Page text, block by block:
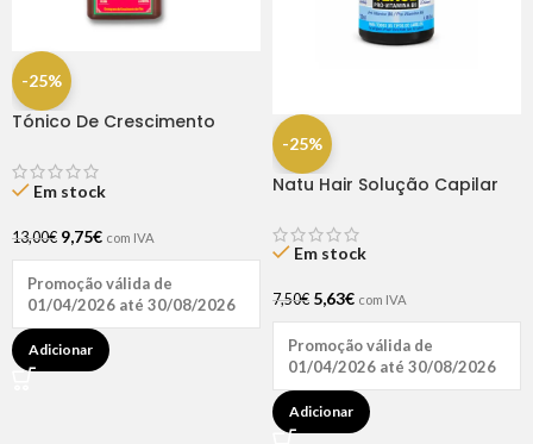
-25%
Tónico De Crescimento
Em stock
13,00€ 9,75€ com IVA
Promoção válida de
01/04/2026 até 30/08/2026
Adicionar
-25%
Natu Hair Solução Capilar
Em stock
7,50€ 5,63€ com IVA
Promoção válida de
01/04/2026 até 30/08/2026
Adicionar